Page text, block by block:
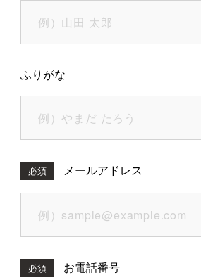
ふりがな
必須 メールアドレス
必須 お電話番号